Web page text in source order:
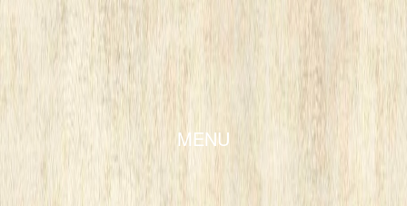
MENU
SKIP TO CONTENT